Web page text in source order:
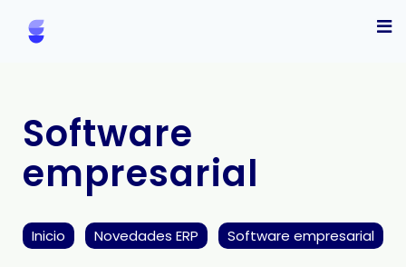
Software
empresarial
Inicio Novedades ERP Software empresarial